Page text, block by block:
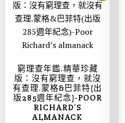
窮理查年鑑.精華珍藏
版：沒有窮理查，就沒
有查理.蒙格&巴菲特(出
版285週年紀念)-POOR
RICHARD’S
ALMANACK